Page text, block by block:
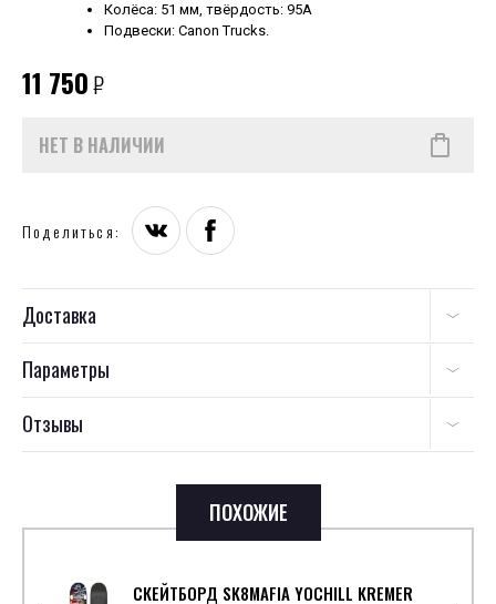
Колёса: 51 мм, твёрдость: 95A
Подвески: Canon Trucks.
11 750₽
НЕТ В НАЛИЧИИ
Поделиться:
Доставка
Параметры
Отзывы
ПОХОЖИЕ
СКЕЙТБОРД SK8MAFIA YOCHILL KREMER